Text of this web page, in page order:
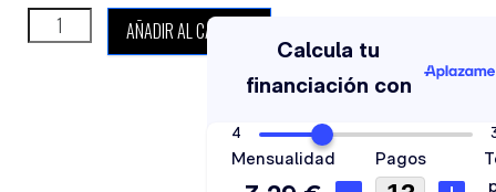
DIVEPRO D1 cantidadAÑADIR AL CARRITO